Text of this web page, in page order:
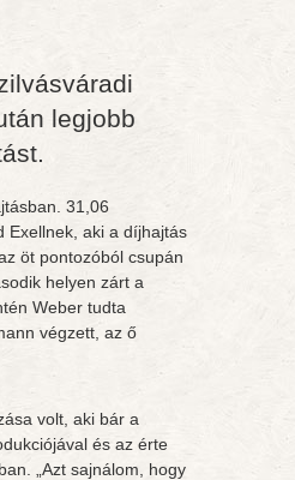
legjobb
31,06
Exellnek, aki a díjhajtás
öt pontozóból csupán
helyen zárt a
Weber tudta
végzett, az ő
volt, aki bár a
és az érte
„Azt sajnálom, hogy